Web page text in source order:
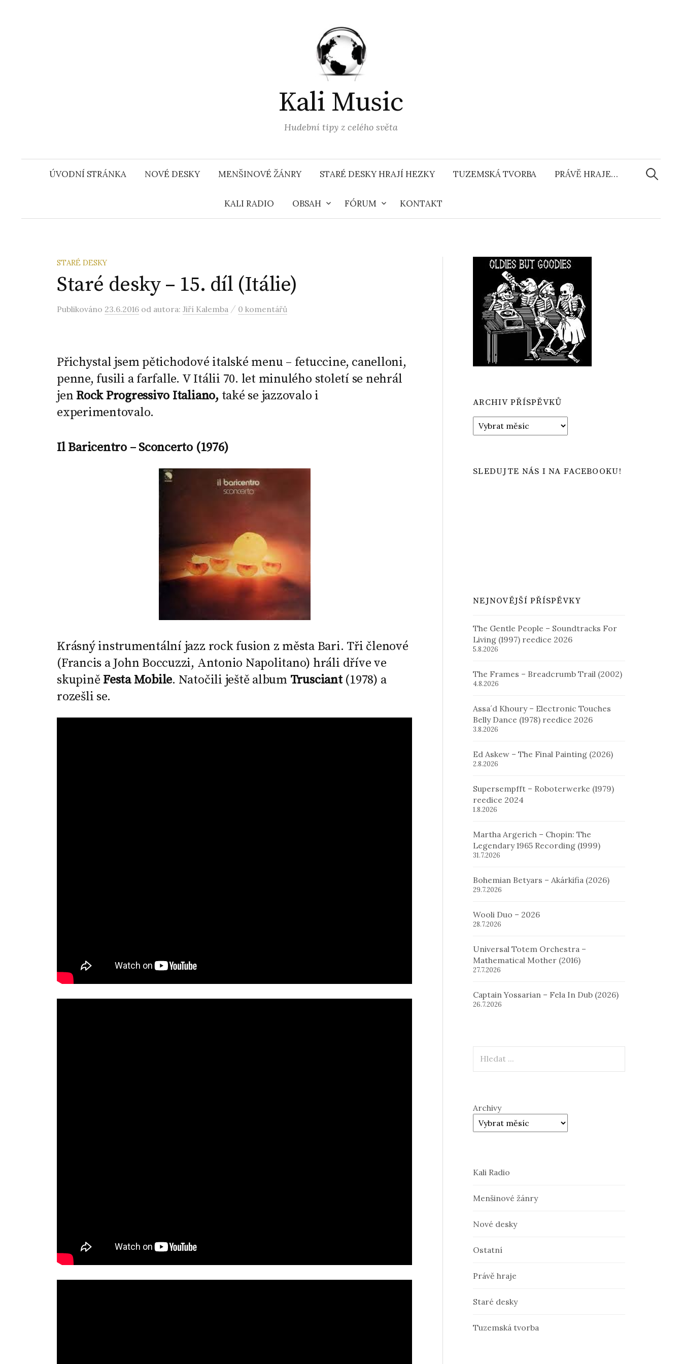
Kali Music
Hudební tipy z celého světa
ÚVODNÍ STRÁNKA NOVÉ DESKY MENŠINOVÉ ŽÁNRY STARÉ DESKY HRAJÍ HEZKY TUZEMSKÁ TVORBA PRÁVĚ HRAJE…
KALI RADIO OBSAH FÓRUM KONTAKT
STARÉ DESKY
Staré desky – 15. díl (Itálie)
Publikováno 23.6.2016 od autora: Jiří Kalemba / 0 komentářů
Přichystal jsem pětichodové italské menu – fetuccine, canelloni,
penne, fusili a farfalle. V Itálii 70. let minulého století se nehrál
jen Rock Progressivo Italiano, také se jazzovalo i
experimentovalo.
Il Baricentro – Sconcerto (1976)
Krásný instrumentální jazz rock fusion z města Bari. Tři členové
(Francis a John Boccuzzi, Antonio Napolitano) hráli dříve ve
skupině Festa Mobile. Natočili ještě album Trusciant(1978) a
rozešli se.
ARCHIV PŘÍSPĚVKŮ
Archiv
příspěvků
SLEDUJTE NÁS I NA FACEBOOKU!
NEJNOVĚJŠÍ PŘÍSPĚVKY
The Gentle People – Soundtracks For
Living (1997) reedice 2026
5.8.2026
The Frames – Breadcrumb Trail (2002)
4.8.2026
Assa´d Khoury – Electronic Touches
Belly Dance (1978) reedice 2026
3.8.2026
Ed Askew – The Final Painting (2026)
2.8.2026
Supersempfft – Roboterwerke (1979)
reedice 2024
1.8.2026
Martha Argerich – Chopin: The
Legendary 1965 Recording (1999)
31.7.2026
Bohemian Betyars – Akárkifia (2026)
29.7.2026
Wooli Duo – 2026
28.7.2026
Universal Totem Orchestra –
Mathematical Mother (2016)
27.7.2026
Captain Yossarian – Fela In Dub (2026)
26.7.2026
Archivy
Kali Radio
Menšinové žánry
Nové desky
Ostatní
Právě hraje
Staré desky
Tuzemská tvorba